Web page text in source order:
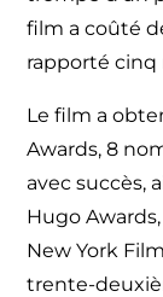
film a coûté
rapporté cinq
Le film a
Awards, 8
avec succès,
Hugo
New York
trente-